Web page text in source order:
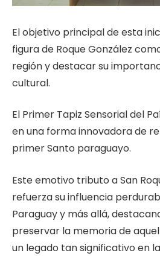
El objetivo principal de esta
figura de Roque González
región y destacar su
cultural.
El Primer Tapiz Sensorial del
en una forma innovadora de
primer Santo paraguayo.
Este emotivo tributo a San
refuerza su influencia
Paraguay y más allá,
preservar la memoria de
un legado tan significativo en